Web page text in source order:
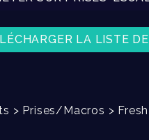
LA LISTE
> Prises/Macros >